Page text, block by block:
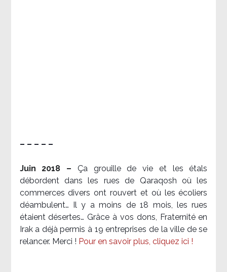
– – – – –
Juin 2018 – Ça grouille de vie et les étals
débordent dans les rues de Qaraqosh où les
commerces divers ont rouvert et où les écoliers
déambulent… Il y a moins de 18 mois, les rues
étaient désertes… Grâce à vos dons, Fraternité en
Irak a déjà permis à 19 entreprises de la ville de se
relancer. Merci ! Pour en savoir plus, cliquez ici !